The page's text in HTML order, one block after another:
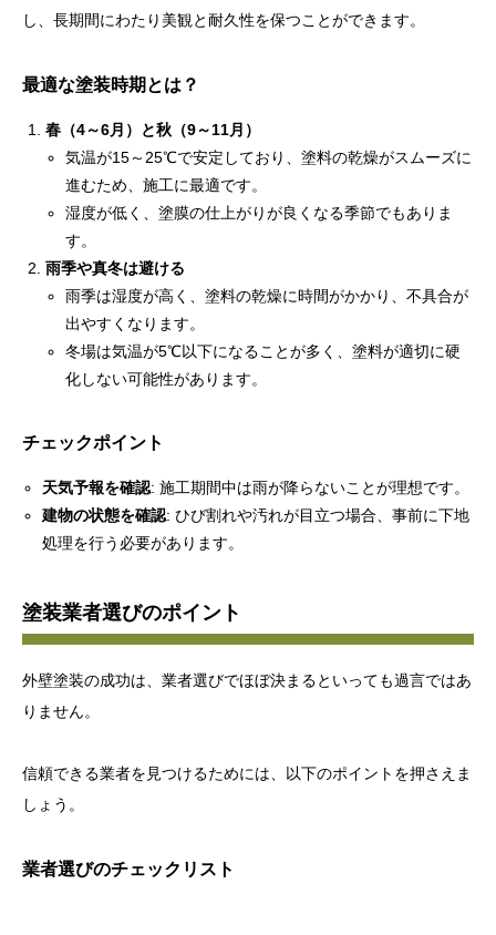
し、長期間にわたり美観と耐久性を保つことができます。
最適な塗装時期とは？
春（4～6月）と秋（9～11月）
気温が15～25℃で安定しており、塗料の乾燥がスムーズに
進むため、施工に最適です。
湿度が低く、塗膜の仕上がりが良くなる季節でもありま
す。
雨季や真冬は避ける
雨季は湿度が高く、塗料の乾燥に時間がかかり、不具合が
出やすくなります。
冬場は気温が5℃以下になることが多く、塗料が適切に硬
化しない可能性があります。
チェックポイント
天気予報を確認: 施工期間中は雨が降らないことが理想です。
建物の状態を確認: ひび割れや汚れが目立つ場合、事前に下地
処理を行う必要があります。
塗装業者選びのポイント
外壁塗装の成功は、業者選びでほぼ決まるといっても過言ではあ
りません。
信頼できる業者を見つけるためには、以下のポイントを押さえま
しょう。
業者選びのチェックリスト